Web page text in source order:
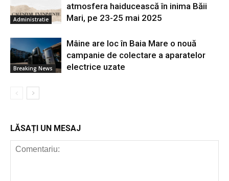
Administratie
atmosfera haiducească în inima Băii
Mari, pe 23-25 mai 2025
Breaking News
Mâine are loc în Baia Mare o nouă
campanie de colectare a aparatelor
electrice uzate
LĂSAȚI UN MESAJ